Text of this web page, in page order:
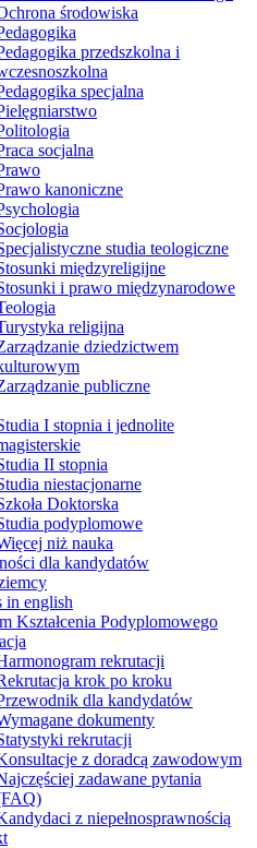
środowiska
przedszkolna i
specjalna
socjalna
kanoniczne
studia teologiczne
międzyreligijne
i prawo międzynarodowe
religijna
dziedzictwem
publiczne
I stopnia i jednolite
II stopnia
niestacjonarne
Doktorska
podyplomowe
niż nauka
dla kandydatów
in english
Kształcenia Podyplomowego
rekrutacji
krok po kroku
dla kandydatów
dokumenty
rekrutacji
z doradcą zawodowym
zadawane pytania
z niepełnosprawnością